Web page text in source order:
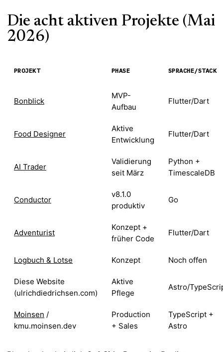
Die acht aktiven Projekte (Mai
2026)
PROJEKT PHASE SPRACHE/STACK
Bonblick
MVP-
Aufbau
Flutter/Dart
Food Designer
Aktive
Entwicklung
Flutter/Dart
AI Trader
Validierung
seit März
Python +
TimescaleDB
Conductor
v8.1.0
produktiv
Go
Adventurist
Konzept +
früher Code
Flutter/Dart
Logbuch & Lotse Konzept Noch offen
Diese Website
(ulrichdiedrichsen.com)
Aktive
Pflege
Astro/
Moinsen /
kmu.moinsen.dev
Production
+ Sales
TypeScript +
Astro